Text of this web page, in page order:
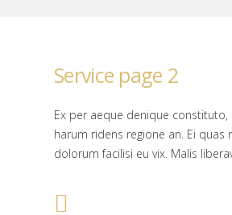
Service page 2
Ex per aeque denique
harum ridens regione an. Ei
dolorum facilisi eu vix. Malis